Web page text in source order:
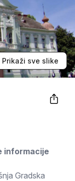
Prikaži sve slike
informacije
Gradska